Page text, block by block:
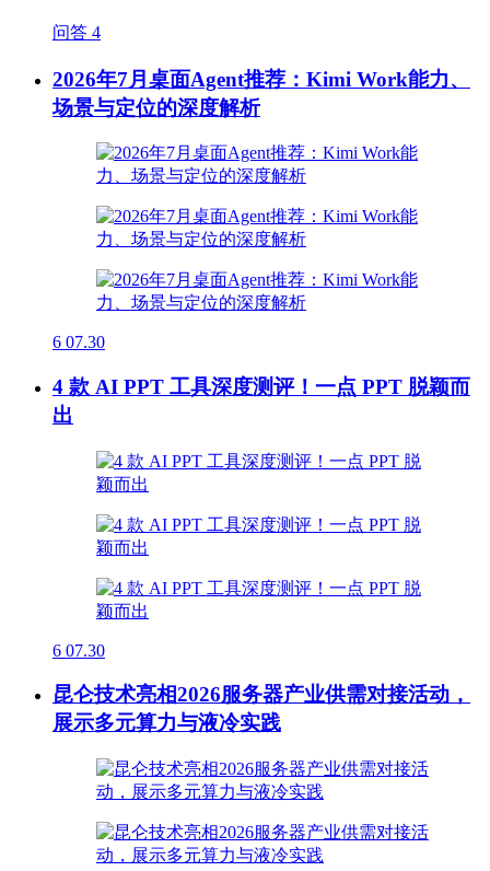
问答 4
2026年7月桌面Agent推荐：Kimi Work能力、
场景与定位的深度解析
6 07.30
4 款 AI PPT 工具深度测评！一点 PPT 脱颖而
出
6 07.30
昆仑技术亮相2026服务器产业供需对接活动，
展示多元算力与液冷实践